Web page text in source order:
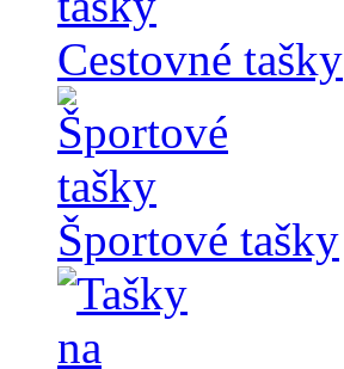
Cestovné tašky
Športové tašky